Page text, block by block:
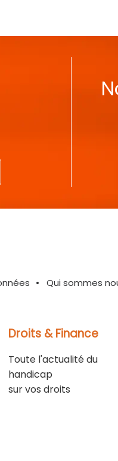
Qui sommes
Droits & Finance
Toute l'actualité du
handicap
sur vos droits